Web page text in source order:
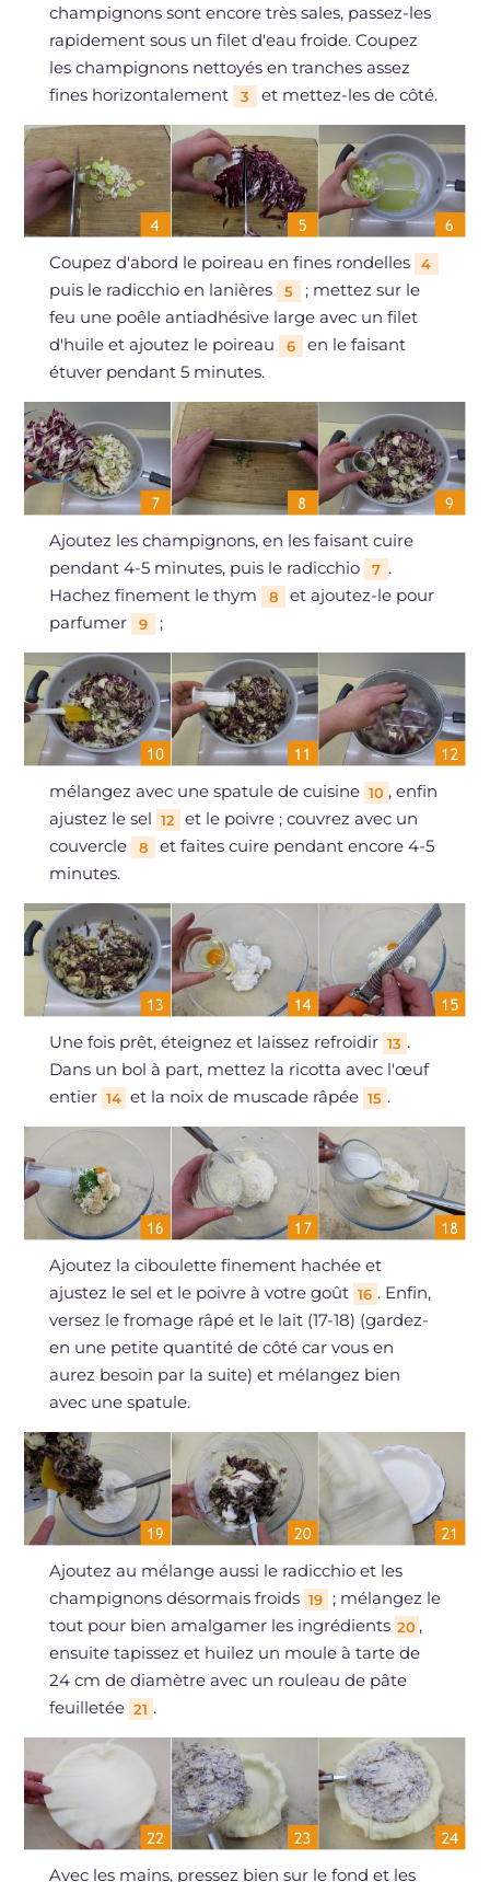
champignons sont encore très sales, passez-les
rapidement sous un filet d'eau froide. Coupez
les champignons nettoyés en tranches assez
fines horizontalement
3 et mettez-les de côté.
Coupez d'abord le poireau en fines rondelles 4
puis le radicchio en lanières 5
; mettez sur le
feu une poêle antiadhésive large avec un filet
d'huile et ajoutez le poireau
6
en le faisant
étuver pendant 5 minutes.
Ajoutez les champignons, en les faisant cuire
pendant 4-5 minutes, puis le radicchio
7 .
Hachez finement le thym
8
et ajoutez-le pour
parfumer
9 ;
mélangez avec une spatule de cuisine 10 , enfin
ajustez le sel 12
et le poivre ; couvrez avec un
couvercle
8
et faites cuire pendant encore 4-5
minutes.
Une fois prêt, éteignez et laissez refroidir 13 .
Dans un bol à part, mettez la ricotta avec l'œuf
entier 14 et la noix de muscade râpée 15 .
Ajoutez la ciboulette finement hachée et
ajustez le sel et le poivre à votre goût 16 . Enfin,
versez le fromage râpé et le lait (17-18) (gardez-
en une petite quantité de côté car vous en
aurez besoin par la suite) et mélangez bien
avec une spatule.
Ajoutez au mélange aussi le radicchio et les
champignons désormais froids 19
; mélangez le
tout pour bien amalgamer les ingrédients 20 ,
ensuite tapissez et huilez un moule à tarte de
24 cm de diamètre avec un rouleau de pâte
feuilletée 21 .
Avec les mains, pressez bien sur le fond et les